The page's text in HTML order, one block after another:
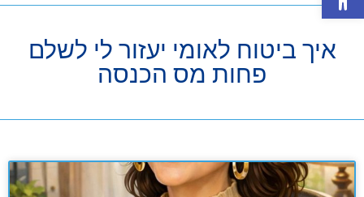
איך ביטוח לאומי יעזור לי לשלם
פחות מס הכנסה